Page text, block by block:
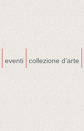
eventi collezione d’arte